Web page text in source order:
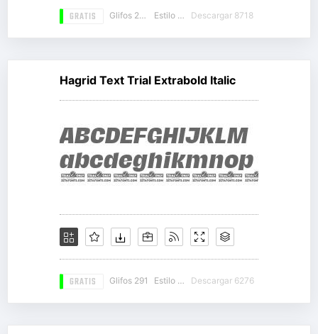
GRATIS Glifos 236 Estilo 11 Descargar 8718
Hagrid Text Trial Extrabold Italic
GRATIS Glifos 291 Estilo 10 Descargar 6276